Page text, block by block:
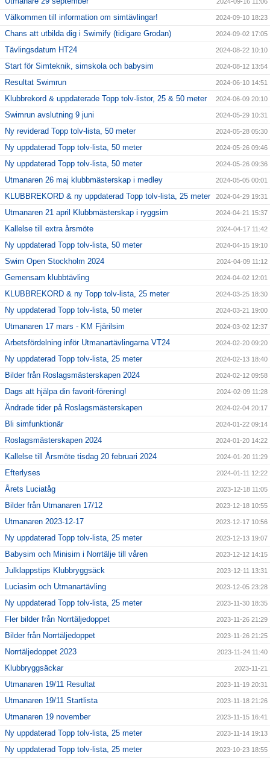
2024-09-16 11:06
Välkommen till information om simtävlingar! 2024-09-10 18:23
Chans att utbilda dig i Swimify (tidigare Grodan) 2024-09-02 17:05
Tävlingsdatum HT24 2024-08-22 10:10
Start för Simteknik, simskola och babysim 2024-08-12 13:54
Resultat Swimrun 2024-06-10 14:51
Klubbrekord & uppdaterade Topp tolv-listor, 25 & 50 meter 2024-06-09 20:10
Swimrun avslutning 9 juni 2024-05-29 10:31
Ny reviderad Topp tolv-lista, 50 meter 2024-05-28 05:30
Ny uppdaterad Topp tolv-lista, 50 meter 2024-05-26 09:46
Ny uppdaterad Topp tolv-lista, 50 meter 2024-05-26 09:36
Utmanaren 26 maj klubbmästerskap i medley 2024-05-05 00:01
KLUBBREKORD & ny uppdaterad Topp tolv-lista, 25 meter 2024-04-29 19:31
Utmanaren 21 april Klubbmästerskap i ryggsim 2024-04-21 15:37
Kallelse till extra årsmöte 2024-04-17 11:42
Ny uppdaterad Topp tolv-lista, 50 meter 2024-04-15 19:10
Swim Open Stockholm 2024 2024-04-09 11:12
Gemensam klubbtävling 2024-04-02 12:01
KLUBBREKORD & ny Topp tolv-lista, 25 meter 2024-03-25 18:30
Ny uppdaterad Topp tolv-lista, 50 meter 2024-03-21 19:00
Utmanaren 17 mars - KM Fjärilsim 2024-03-02 12:37
Arbetsfördelning inför Utmanartävlingarna VT24 2024-02-20 09:20
Ny uppdaterad Topp tolv-lista, 25 meter 2024-02-13 18:40
Bilder från Roslagsmästerskapen 2024 2024-02-12 09:58
Dags att hjälpa din favorit-förening! 2024-02-09 11:28
Ändrade tider på Roslagsmästerskapen 2024-02-04 20:17
Bli simfunktionär 2024-01-22 09:14
Roslagsmästerskapen 2024 2024-01-20 14:22
Kallelse till Årsmöte tisdag 20 februari 2024 2024-01-20 11:29
Efterlyses 2024-01-11 12:22
Årets Luciatåg 2023-12-18 11:05
Bilder från Utmanaren 17/12 2023-12-18 10:55
Utmanaren 2023-12-17 2023-12-17 10:56
Ny uppdaterad Topp tolv-lista, 25 meter 2023-12-13 19:07
Babysim och Minisim i Norrtälje till våren 2023-12-12 14:15
Julklappstips Klubbryggsäck 2023-12-11 13:31
Luciasim och Utmanartävling 2023-12-05 23:28
Ny uppdaterad Topp tolv-lista, 25 meter 2023-11-30 18:35
Fler bilder från Norrtäljedoppet 2023-11-26 21:29
Bilder från Norrtäljedoppet 2023-11-26 21:25
Norrtäljedoppet 2023 2023-11-24 11:40
Klubbryggsäckar 2023-11-21
Utmanaren 19/11 Resultat 2023-11-19 20:31
Utmanaren 19/11 Startlista 2023-11-18 21:26
Utmanaren 19 november 2023-11-15 16:41
Ny uppdaterad Topp tolv-lista, 25 meter 2023-11-14 19:13
Ny uppdaterad Topp tolv-lista, 25 meter 2023-10-23 18:55